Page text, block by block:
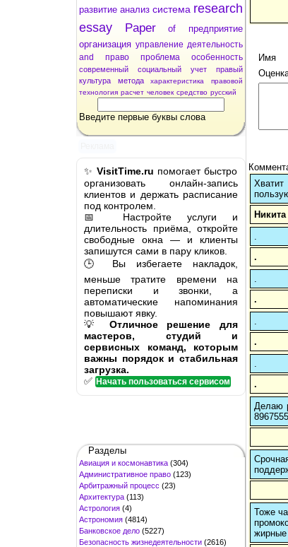
развитие анализ система research
essay
Paper of
предприятие
организация управление деятельность
and
право проблема особенность
современный социальный учет
правый
культура
метода характеристика
правовой
технология расчет человек средство русский
Введите первые буквы слова
✨ VisitTime.ru помогает быстро
организовать онлайн-запись
клиентов и держать расписание
под контролем.
📅 Настройте услуги и
длительность приёма, откройте
свободные окна — и клиенты
запишутся сами в пару кликов.
🕒 Вы избегаете накладок,
меньше тратите времени на
переписки и звонки, а
автоматические напоминания
повышают явку.
💡 Отличное решение для
мастеров, студий и
сервисных команд, которым
важны порядок и стабильная
загрузка.
✅ Начать пользоваться сервисом
Разделы
Авиация и космонавтика (304)
Административное право (123)
Арбитражный процесс (23)
Архитектура (113)
Астрология (4)
Астрономия (4814)
Банковское дело (5227)
Безопасность жизнедеятельности (2616)
Имя
Никита
.
.
.
.
.
.
.
.
Делаю
Тоже
жирные